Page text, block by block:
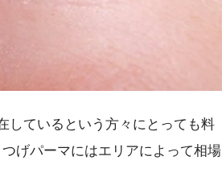
しているという方々にとっても料
げパーマにはエリアによって相場